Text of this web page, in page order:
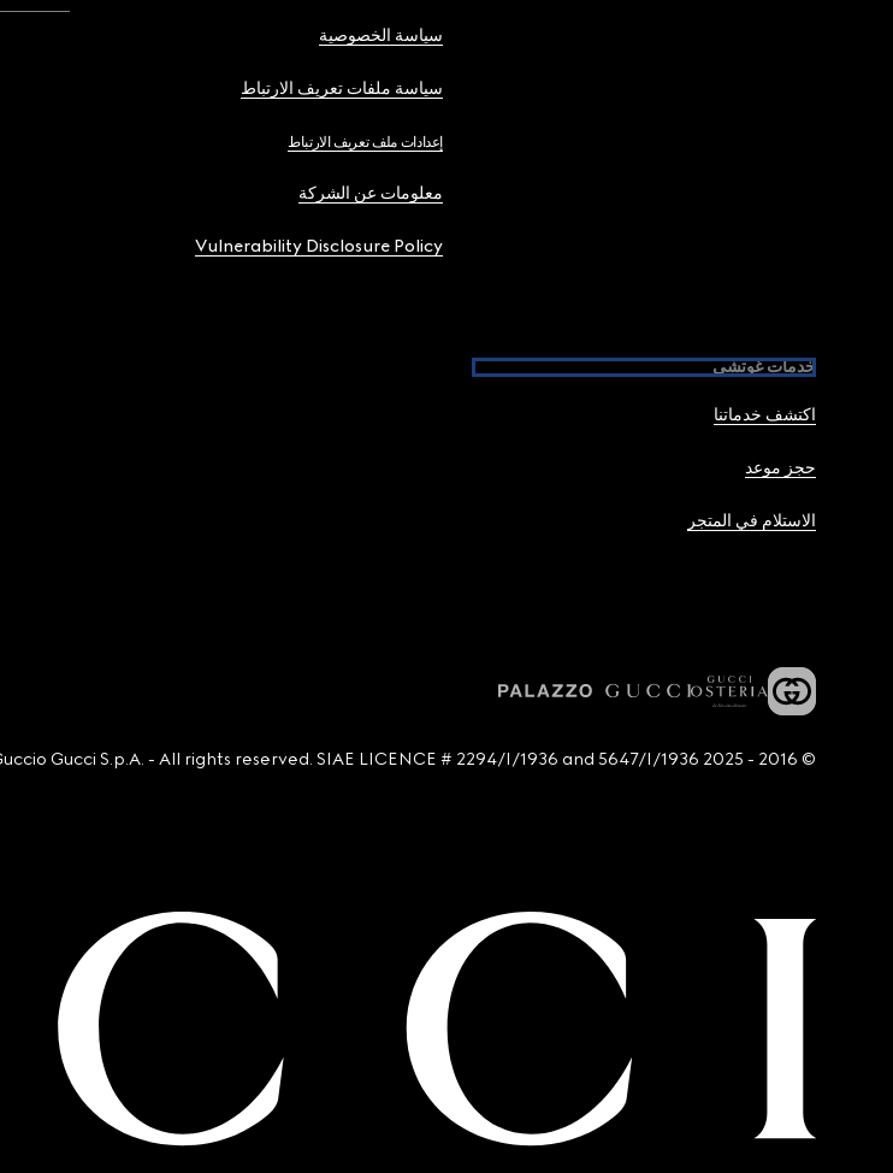
سياسة الخصوصية
سياسة ملفات تعريف الارتباط
إعدادات ملف تعريف الارتباط
معلومات عن الشركة
Vulnerability Disclosure Policy
خدمات غوتشي
اكتشف خدماتنا
حجز موعد
الاستلام في المتجر
© 2016 - 2025 Guccio Gucci S.p.A. - All rights reserved. SIAE LICENCE # 2294/I/1936 and 5647/I/1936